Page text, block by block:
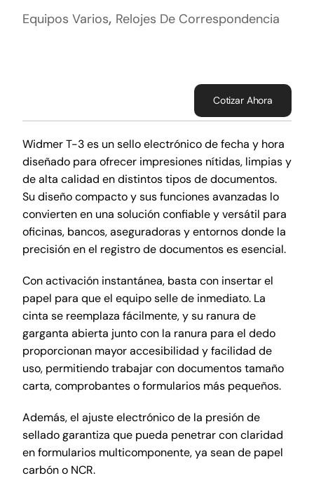
Equipos Varios, Relojes De Correspondencia
Cotizar Ahora
Widmer T-3 es un sello electrónico de fecha y hora
diseñado para ofrecer impresiones nítidas, limpias y
de alta calidad en distintos tipos de documentos.
Su diseño compacto y sus funciones avanzadas lo
convierten en una solución confiable y versátil para
oficinas, bancos, aseguradoras y entornos donde la
precisión en el registro de documentos es esencial.
Con activación instantánea, basta con insertar el
papel para que el equipo selle de inmediato. La
cinta se reemplaza fácilmente, y su ranura de
garganta abierta junto con la ranura para el dedo
proporcionan mayor accesibilidad y facilidad de
uso, permitiendo trabajar con documentos tamaño
carta, comprobantes o formularios más pequeños.
Además, el ajuste electrónico de la presión de
sellado garantiza que pueda penetrar con claridad
en formularios multicomponente, ya sean de papel
carbón o NCR.